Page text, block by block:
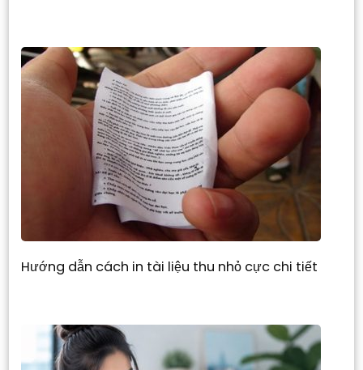
Hướng dẫn cách in tài liệu thu nhỏ cực chi tiết